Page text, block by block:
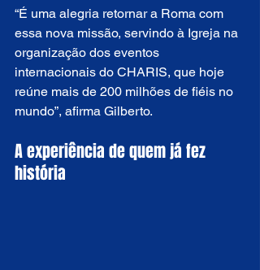
“É uma alegria retornar a Roma com
essa nova missão, servindo à Igreja na
organização dos eventos
internacionais do CHARIS, que hoje
reúne mais de 200 milhões de fiéis no
mundo”, afirma Gilberto.
A experiência de quem já fez
história